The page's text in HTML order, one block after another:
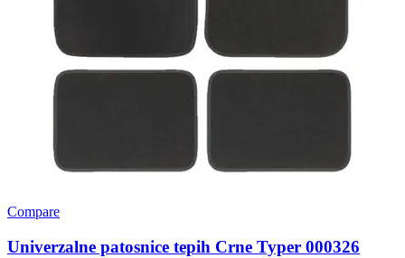
Compare
Univerzalne patosnice tepih Crne Typer 000326